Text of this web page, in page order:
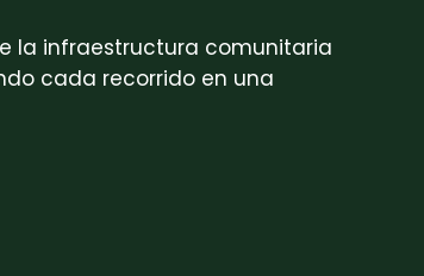
la infraestructura comunitaria
cada recorrido en una